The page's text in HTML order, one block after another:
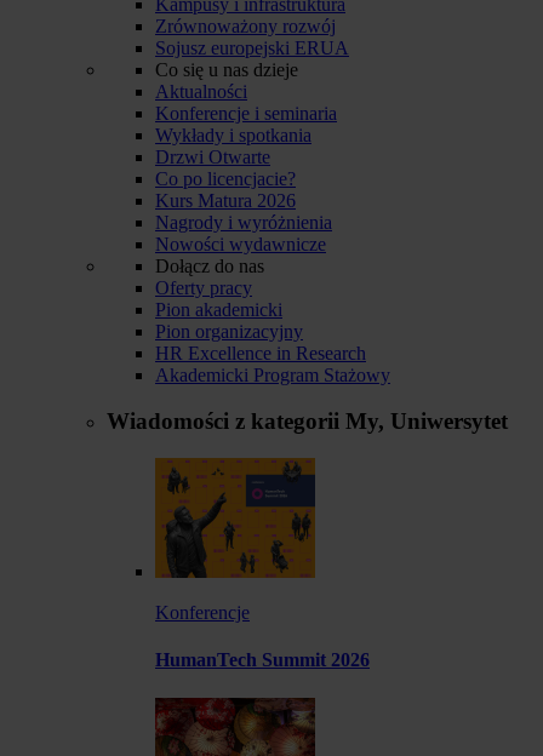
Zrównoważony rozwój
Sojusz europejski ERUA
Co się u nas dzieje
Aktualności
Konferencje i seminaria
Wykłady i spotkania
Drzwi Otwarte
Co po licencjacie?
Kurs Matura 2026
Nagrody i wyróżnienia
Nowości wydawnicze
Dołącz do nas
Oferty pracy
Pion akademicki
Pion organizacyjny
HR Excellence in Research
Akademicki Program Stażowy
Wiadomości z kategorii My, Uniwersytet
Konferencje
HumanTech Summit 2026